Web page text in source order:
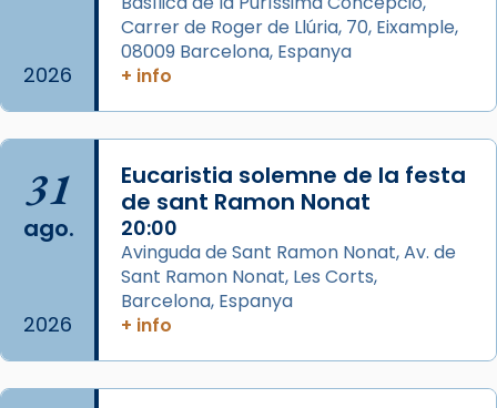
📸 Dr. G. Simón
Foto
Arquebisbat de Barcelona
2 weeks ago
Memòria de les santes Juliana i
Semproniana, verges i màrtirs.
Acompanyant la història de sant Cugat, a
partir de l’Edat Mitjana sorgeix la tradició
2026
Carrer de Roger de Llúria, 70, Eixample,
08009 Barcelona, Espanya
+ info
31
ago.
2026
Eucaristia solemne de la festa
de sant Ramon Nonat
20:00
Avinguda de Sant Ramon Nonat, Av. de
Sant Ramon Nonat, Les Corts,
Barcelona, Espanya
+ info